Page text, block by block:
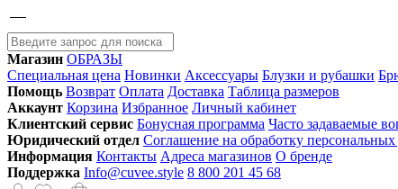
Магазин ОБРАЗЫ
Специальная цена Новинки Аксессуары Блузки и рубашки
Помощь Возврат Оплата Доставка Таблица размеров
Аккаунт Корзина Избранное Личный кабинет
Клиентский сервис Бонусная программа Часто задаваемые
Юридический отдел Соглашение на обработку
Информация Контакты Адреса магазинов О бренде
Поддержка Info@cuvee.style 8 800 201 45 68